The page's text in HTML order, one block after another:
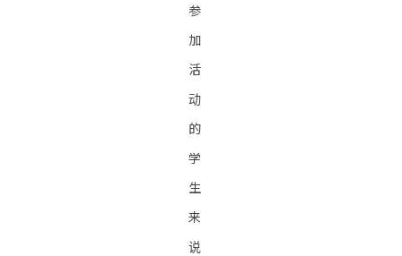
参
加
活
动
的
学
生
来
说